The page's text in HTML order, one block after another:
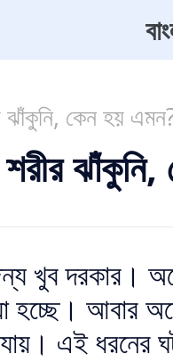
ঝাঁকুনি, কেন হয়
শরীর
খুব দরকার।
হচ্ছে। আবার
এই ধরনের